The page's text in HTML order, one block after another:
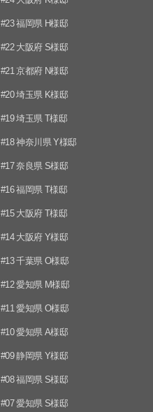
#23 福岡県 H様邸
#22 大阪府 S様邸
#21 京都府 N様邸
#20 埼玉県 K様邸
#19 埼玉県 T様邸
#18 神奈川県 Y様邸
#17 奈良県 S様邸
#16 福岡県 T様邸
#15 大阪府 T様邸
#14 大阪府 Y様邸
#13 千葉県 O様邸
#12 愛知県 M様邸
#11 愛知県 O様邸
#10 愛知県 A様邸
#09 静岡県 Y様邸
#08 福岡県 S様邸
#07 愛知県 S様邸